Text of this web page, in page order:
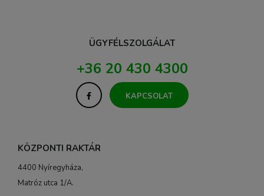
ÜGYFÉLSZOLGÁLAT
+36 20 430 4300
KAPCSOLAT
KÖZPONTI RAKTÁR
4400 Nyíregyháza,
Matróz utca 1/A.